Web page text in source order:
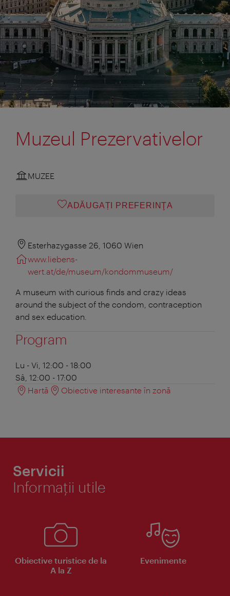
Muzeul Prezervativelor
MUZEE
ADĂUGAȚI PREFERINŢA
Esterhazygasse 26, 1060 Wien
www.liebens-
wert.at/de/museum/kondommuseum/
A museum with curious finds and crazy ideas
around the subject of the condom, contraception
and sex education.
Program
Lu - Vi, 12:00 - 18:00
Sâ, 12:00 - 17:00
Hartă
Obiective interesante în zonă
Servicii
Informaţii utile
Obiective turistice de la
A la Z
Evenimente